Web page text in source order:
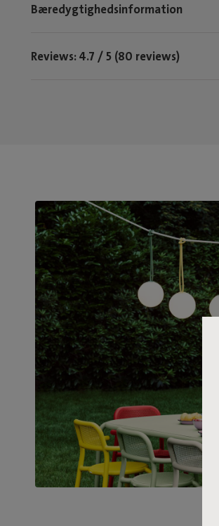
Bæredygtighedsinformation
Reviews: 4.7 / 5 (80 reviews)